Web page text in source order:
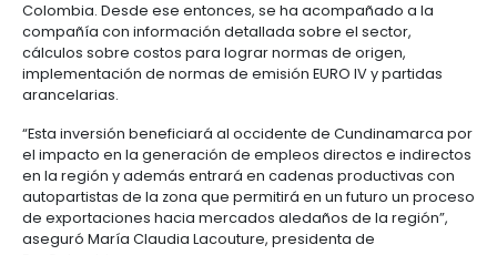
Además de ser la primera planta de Foton en el
ésta también será la primera ensambladora
funcionamiento en el país bajo el modelo PROFIA.
Turismo, busca incentivar la inversión extranjera a
beneficios arancelarios en importaciones de
e insumos que no sean producidos en Colombia.
El despegue de plantas de ensamble bajo el